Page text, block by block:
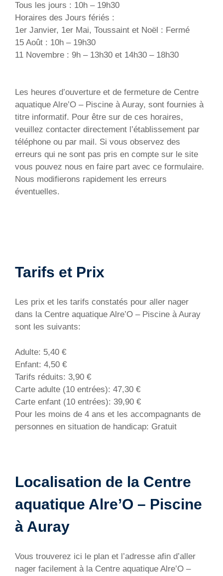
Tous les jours : 10h – 19h30
Horaires des Jours fériés :
1er Janvier, 1er Mai, Toussaint et Noël : Fermé
15 Août : 10h – 19h30
11 Novembre : 9h – 13h30 et 14h30 – 18h30
Les heures d’ouverture et de fermeture de Centre
aquatique Alre’O – Piscine à Auray, sont fournies à
titre informatif. Pour être sur de ces horaires,
veuillez contacter directement l’établissement par
téléphone ou par mail. Si vous observez des
erreurs qui ne sont pas pris en compte sur le site
vous pouvez nous en faire part avec ce formulaire.
Nous modifierons rapidement les erreurs
éventuelles.
Tarifs et Prix
Les prix et les tarifs constatés pour aller nager
dans la Centre aquatique Alre’O – Piscine à Auray
sont les suivants:
Adulte: 5,40 €
Enfant: 4,50 €
Tarifs réduits: 3,90 €
Carte adulte (10 entrées): 47,30 €
Carte enfant (10 entrées): 39,90 €
Pour les moins de 4 ans et les accompagnants de
personnes en situation de handicap: Gratuit
Localisation de la Centre
aquatique Alre’O – Piscine
à Auray
Vous trouverez ici le plan et l’adresse afin d’aller
nager facilement à la Centre aquatique Alre’O –